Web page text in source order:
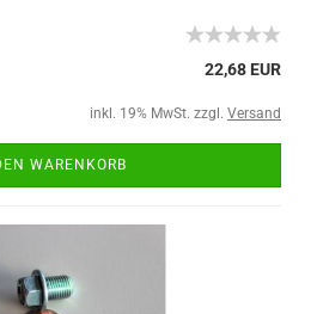
22,68 EUR
inkl. 19% MwSt. zzgl. Versand
WARENKORB